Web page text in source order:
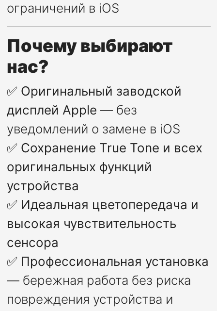
ограничений в iOS
Почему выбирают
нас?
✅ Оригинальный заводской
дисплей Apple — без
уведомлений о замене в iOS
✅ Сохранение True Tone и всех
оригинальных функций
устройства
✅ Идеальная цветопередача и
высокая чувствительность
сенсора
✅ Профессиональная установка
— бережная работа без риска
повреждения устройства и